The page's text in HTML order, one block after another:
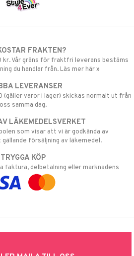
FRAKTEN?
Vår gräns för fraktfri leverans bestäms
du handlar från. Läs mer här »
LEVERANSER
(gäller varor i lager) skickas normalt ut från
oss samma dag.
LÄKEMEDELSVERKET
som visar att vi är godkända av
försäljning av läkemedel.
TRYGGA KÖP
faktura, delbetalning eller marknadens